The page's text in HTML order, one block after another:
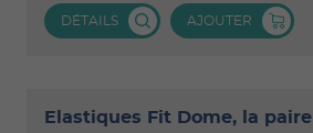
DÉTAILS AJOUTER
Elastiques Fit Dome, la paire